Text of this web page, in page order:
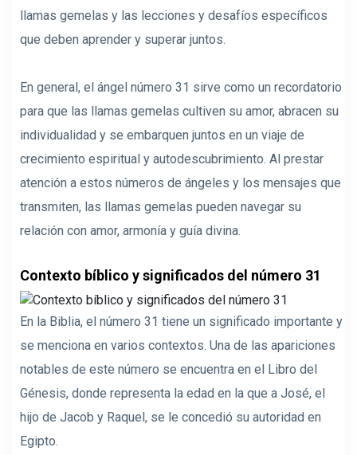
llamas gemelas y las lecciones y desafíos específicos
que deben aprender y superar juntos.
En general, el ángel número 31 sirve como un recordatorio
para que las llamas gemelas cultiven su amor, abracen su
individualidad y se embarquen juntos en un viaje de
crecimiento espiritual y autodescubrimiento. Al prestar
atención a estos números de ángeles y los mensajes que
transmiten, las llamas gemelas pueden navegar su
relación con amor, armonía y guía divina.
Contexto bíblico y significados del número 31
En la Biblia, el número 31 tiene un significado importante y
se menciona en varios contextos. Una de las apariciones
notables de este número se encuentra en el Libro del
Génesis, donde representa la edad en la que a José, el
hijo de Jacob y Raquel, se le concedió su autoridad en
Egipto.